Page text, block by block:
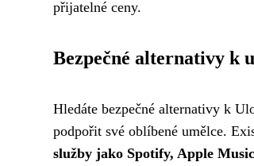
přijatelné ceny.
Bezpečné alternativy k
Hledáte bezpečné alternativy k
podpořit své oblíbené umělce.
služby jako Spotify, Apple